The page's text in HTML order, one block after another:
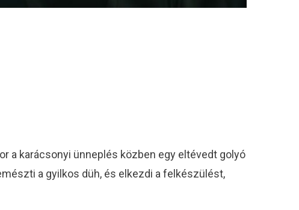
a karácsonyi ünneplés közben egy eltévedt golyó
a gyilkos düh, és elkezdi a felkészülést,